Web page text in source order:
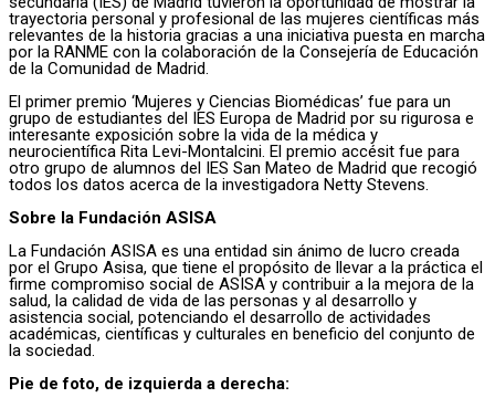
trayectoria personal y profesional de las mujeres científicas más
relevantes de la historia gracias a una iniciativa puesta en marcha
por la RANME con la colaboración de la Consejería de Educación
de la Comunidad de Madrid.
El primer premio ‘Mujeres y Ciencias Biomédicas’ fue para un
grupo de estudiantes del IES Europa de Madrid por su rigurosa e
interesante exposición sobre la vida de la médica y
neurocientífica Rita Levi-Montalcini. El premio accésit fue para
otro grupo de alumnos del IES San Mateo de Madrid que recogió
todos los datos acerca de la investigadora Netty Stevens.
Sobre la Fundación ASISA
La Fundación ASISA es una entidad sin ánimo de lucro creada
por el Grupo Asisa, que tiene el propósito de llevar a la práctica el
firme compromiso social de ASISA y contribuir a la mejora de la
salud, la calidad de vida de las personas y al desarrollo y
asistencia social, potenciando el desarrollo de actividades
académicas, científicas y culturales en beneficio del conjunto de
la sociedad.
Pie de foto, de izquierda a derecha: